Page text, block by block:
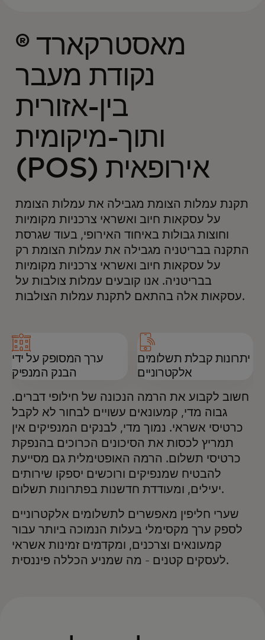
מאסטרקארד ®
נקודת מעבר
בין-אזורית
ותוך-מיקומית
(POS) אירופאית
תקנת עמלות הצומת מגבילה את עמלות הצומת
על עסקאות חיוב ואשראי צרכניות מקומיות
וחוצות גבולות באיחוד האירופי, בעוד שגרסת
התקנה בבריטניה מגבילה את עמלות הצומת רק
על עסקאות חיוב ואשראי צרכניות מקומיות
בבריטניה. אנו קובעים עמלות צולבות על
עסקאות אלה בהתאם לתקנת עמלות הצולבות.
ערך המסופק על ידי
הבנק המנפיק
יתרונות קבלת תשלומים
אלקטרוניים
חשוב לקבוע את הרמה הנכונה של חילופי דברים.
גבוה מדי, קמעונאים עשויים לבחור לא לקבל
כרטיסי אשראי. נמוך מדי, לבנקים המנפיקים אין
תמריץ לכסות את הסיכונים הכרוכים בהנפקת
כרטיסי תשלום. הרמה האופטימלית גם מסייעת
להבטיח שמנפיקים ורוכשים יספקו שירותים
יעילים, ומעודדת חדשנות בפתרונות תשלום.
שערי חליפין מאפשרים לתשלומים אלקטרוניים
לספק ערך מקסימלי בעלות הנמוכה ביותר עבור
קמעונאים וצרכנים, ומקדמים זמינות אשראי
לעסקים קטנים - מה שמניע הכללה פיננסית.